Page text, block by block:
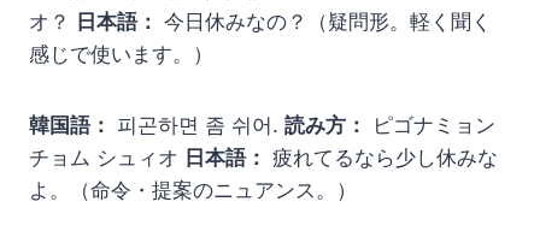
オ？
日本語： 今日休みなの？（疑問形。軽く聞く
感じで使います。）
韓国語： 피곤하면 좀 쉬어. 読み方：
ピゴナミョン
チョム シュィオ 日本語： 疲れてるなら少し休みな
よ。（命令・提案のニュアンス。）